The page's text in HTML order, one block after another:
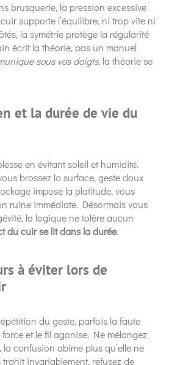
brusquerie, la pression excessive
supporte l’équilibre, ni trop vite ni
la symétrie protège la régularité
écrit la théorie, pas un manuel
sous vos doigts, la théorie se
et la durée de vie du
en évitant soleil et humidité.
brossez la surface, geste doux
impose la platitude, vous
ruine immédiate. Désormais vous
la logique ne tolère aucun
du cuir se lit dans la durée.
à éviter lors de
du geste, parfois la faute
et le fil agonise. Ne mélangez
confusion abîme plus qu’elle ne
invariablement, refusez de